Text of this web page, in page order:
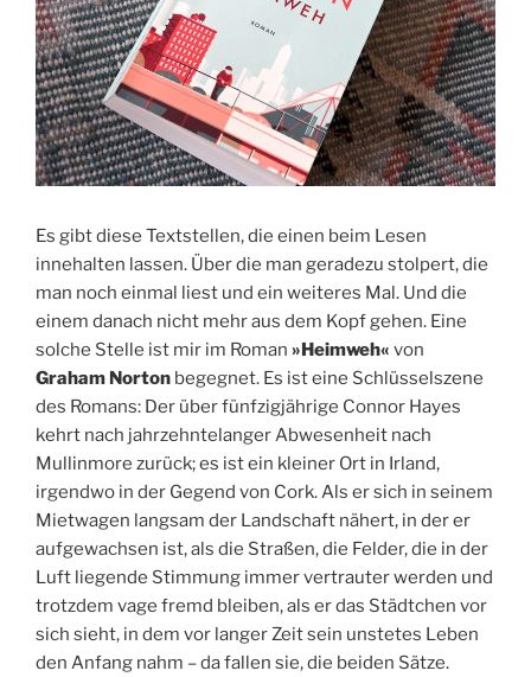
Es gibt diese Textstellen, die einen beim Lesen
innehalten lassen. Über die man geradezu stolpert, die
man noch einmal liest und ein weiteres Mal. Und die
einem danach nicht mehr aus dem Kopf gehen. Eine
solche Stelle ist mir im Roman »Heimweh« von
Graham Norton begegnet. Es ist eine Schlüsselszene
des Romans: Der über fünfzigjährige Connor Hayes
kehrt nach jahrzehntelanger Abwesenheit nach
Mullinmore zurück; es ist ein kleiner Ort in Irland,
irgendwo in der Gegend von Cork. Als er sich in seinem
Mietwagen langsam der Landschaft nähert, in der er
aufgewachsen ist, als die Straßen, die Felder, die in der
Luft liegende Stimmung immer vertrauter werden und
trotzdem vage fremd bleiben, als er das Städtchen vor
sich sieht, in dem vor langer Zeit sein unstetes Leben
den Anfang nahm – da fallen sie, die beiden Sätze.